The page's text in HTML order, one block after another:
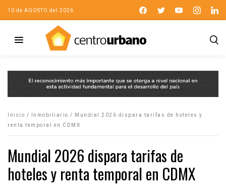
10 de AGOSTO del 2026
Inicio / Inmobiliario /
Mundial 2026 dispara tarifas de hoteles y
renta temporal en CDMX
Mundial 2026 dispara tarifas de
hoteles y renta temporal en CDMX